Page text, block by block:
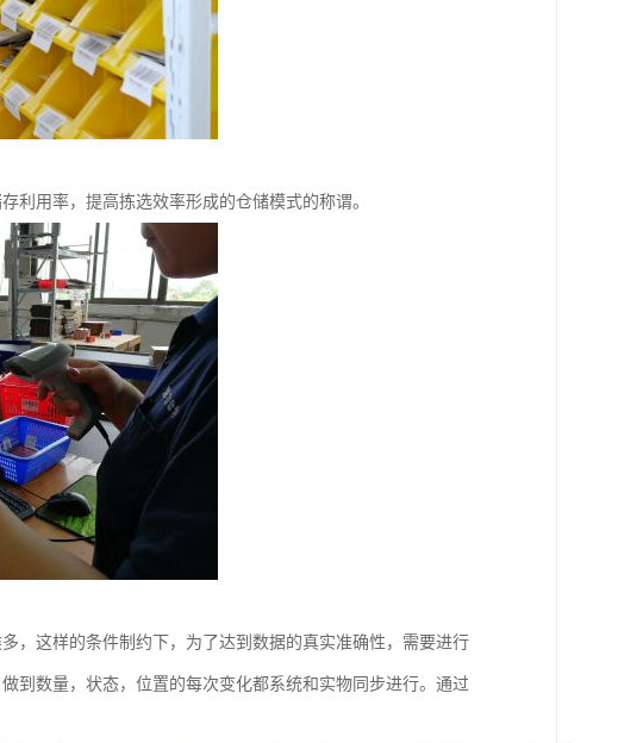
利用率，提高拣选效率形成的仓储模式的称谓。
，这样的条件制约下，为了达到数据的真实准确性，需要进行
到数量，状态，位置的每次变化都系统和实物同步进行。通过